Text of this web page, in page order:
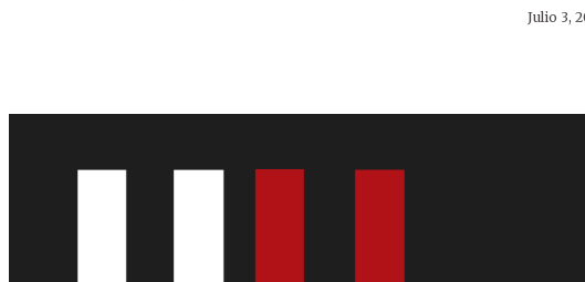
Julio 3,